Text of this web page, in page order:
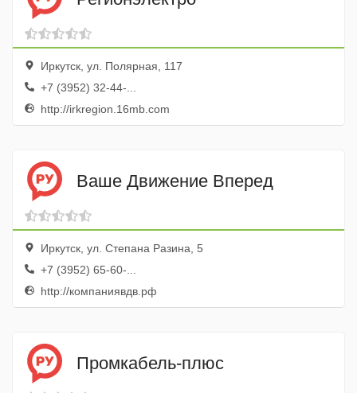
Иркутск, ул. Полярная, 117
+7 (3952) 32-44-...
http://irkregion.16mb.com
Ваше Движение Вперед
Иркутск, ул. Степана Разина, 5
+7 (3952) 65-60-...
http://компаниявдв.рф
Промкабель-плюс